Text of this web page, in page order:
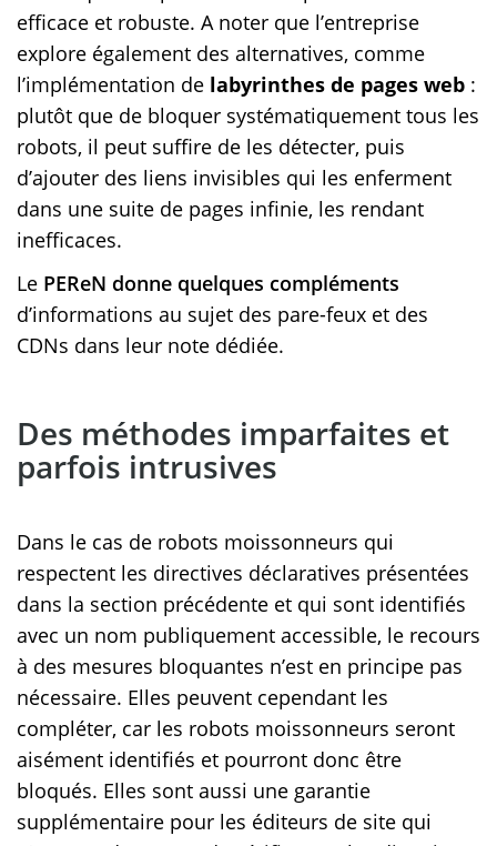
efficace et robuste. A noter que l’entreprise
explore également des alternatives, comme
l’implémentation de labyrinthes de pages web :
plutôt que de bloquer systématiquement tous les
robots, il peut suffire de les détecter, puis
d’ajouter des liens invisibles qui les enferment
dans une suite de pages infinie, les rendant
inefficaces.
Le PEReN donne quelques compléments
d’informations au sujet des pare-feux et des
CDNs dans leur note dédiée.
Des méthodes imparfaites et
parfois intrusives
Dans le cas de robots moissonneurs qui
respectent les directives déclaratives présentées
dans la section précédente et qui sont identifiés
avec un nom publiquement accessible, le recours
à des mesures bloquantes n’est en principe pas
nécessaire. Elles peuvent cependant les
compléter, car les robots moissonneurs seront
aisément identifiés et pourront donc être
bloqués. Elles sont aussi une garantie
supplémentaire pour les éditeurs de site qui